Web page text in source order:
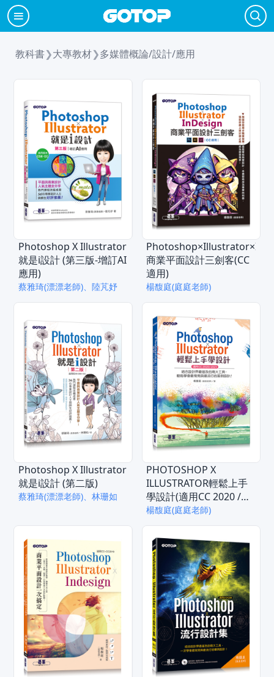
教科書❯大專教材❯多媒體概論/設計/應用
Photoshop X Illustrator
就是i設計 (第三版-增訂AI
應用)
蔡雅琦(漂漂老師)、陸芃妤
商業平面設計三劍客(CC
適用)
楊馥庭(庭庭老師)
Photoshop X Illustrator
就是i設計 (第二版)
蔡雅琦(漂漂老師)、林珊如
PHOTOSHOP X
ILLUSTRATOR輕鬆上手
學設計(適用CC 2020 /
2021)
楊馥庭(庭庭老師)